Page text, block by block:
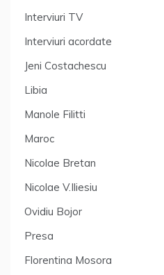
Interviuri TV
Interviuri acordate
Jeni Costachescu
Libia
Manole Filitti
Maroc
Nicolae Bretan
Nicolae V.Iliesiu
Ovidiu Bojor
Presa
Florentina Mosora